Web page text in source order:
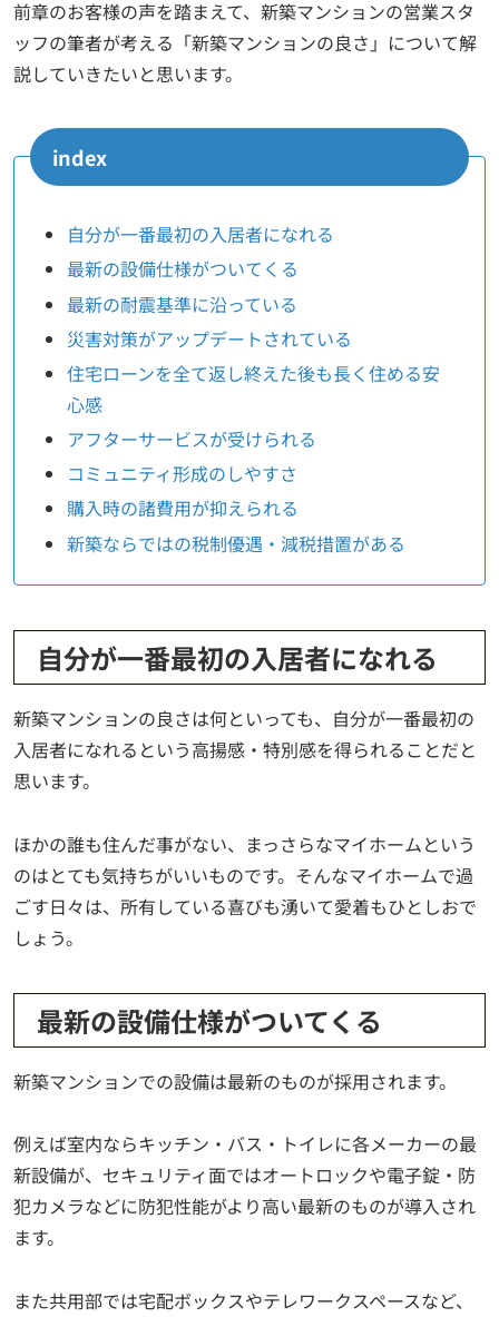
前章のお客様の声を踏まえて、新築マンションの営業スタ
ッフの筆者が考える「新築マンションの良さ」について解
説していきたいと思います。
index
自分が一番最初の入居者になれる
最新の設備仕様がついてくる
最新の耐震基準に沿っている
災害対策がアップデートされている
住宅ローンを全て返し終えた後も長く住める安
心感
アフターサービスが受けられる
コミュニティ形成のしやすさ
購入時の諸費用が抑えられる
新築ならではの税制優遇・減税措置がある
自分が一番最初の入居者になれる
新築マンションの良さは何といっても、自分が一番最初の
入居者になれるという高揚感・特別感を得られることだと
思います。
ほかの誰も住んだ事がない、まっさらなマイホームという
のはとても気持ちがいいものです。そんなマイホームで過
ごす日々は、所有している喜びも湧いて愛着もひとしおで
しょう。
最新の設備仕様がついてくる
新築マンションでの設備は最新のものが採用されます。
例えば室内ならキッチン・バス・トイレに各メーカーの最
新設備が、セキュリティ面ではオートロックや電子錠・防
犯カメラなどに防犯性能がより高い最新のものが導入され
ます。
また共用部では宅配ボックスやテレワークスペースなど、